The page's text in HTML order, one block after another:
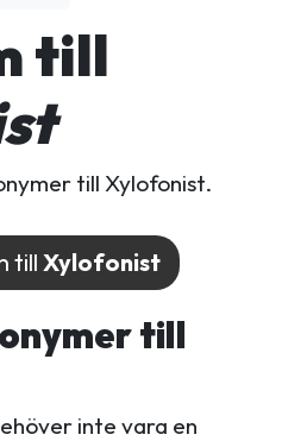
till
till Xylofonist.
till Xylofonist
till
inte vara en